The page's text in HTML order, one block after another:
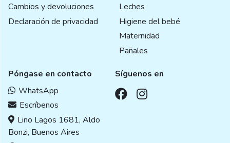
Cambios y devoluciones
Declaración de privacidad
Leches
Higiene del bebé
Maternidad
Pañales
Póngase en contacto
WhatsApp
Escríbenos
Lino Lagos 1681, Aldo
Bonzi, Buenos Aires
Síguenos en